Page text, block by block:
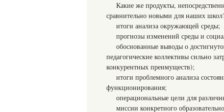
Какие же продукты,
сравнительно новыми для наших
итоги анализа окружающей среды;
прогнозы изменений среды и
обоснованные выводы о
педагогические коллективы сильно
конкурентных преимуществ);
итоги проблемного анализа
функционирования;
операциональные цели для
миссии конкретного